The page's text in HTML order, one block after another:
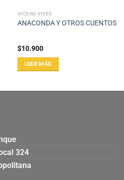
VICENS VIVES
ANACONDA Y OTROS CUENTOS
$10.900
LEER MÁS
324